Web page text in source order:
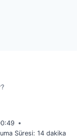
Süresi: 14 dakika